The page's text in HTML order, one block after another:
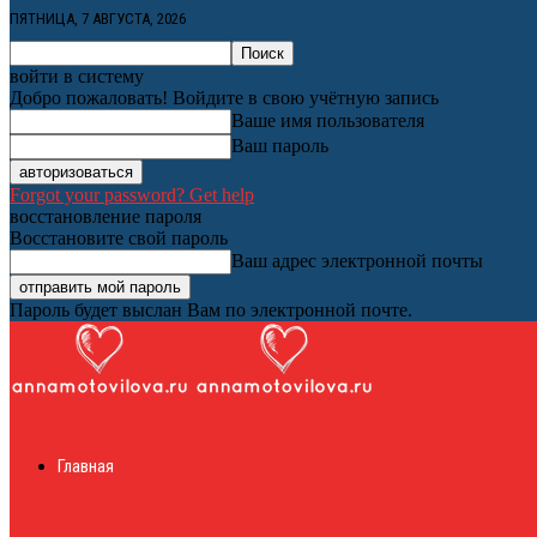
ПЯТНИЦА, 7 АВГУСТА, 2026
войти в систему
Добро пожаловать! Войдите в свою учётную запись
Ваше имя пользователя
Ваш пароль
Forgot your password? Get help
восстановление пароля
Восстановите свой пароль
Ваш адрес электронной почты
Пароль будет выслан Вам по электронной почте.
Главная